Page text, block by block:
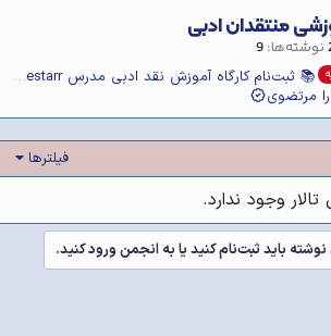
منتقدان ادبی
نوشته‌ها 9
📚 ثبت‌نام کارگاه آموزش نقد ادبی مدرس Khakestarr
مرتضوی
فیلترها
وجود ندارد.
باید ثبت‌نام کنید یا به انجمن ورود کنید.